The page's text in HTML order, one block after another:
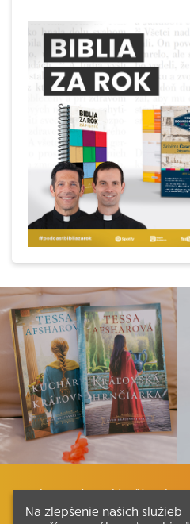
Listovať Plán čítania
Na zlepšenie našich služieb